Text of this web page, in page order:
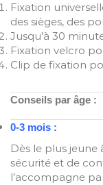
Fixation
des sièges, des
Jusqu’à 30
Fixation velcro
Clip de fixation
Conseils par âge :
0-3 mois :
Dès le plus
sécurité et de
l’accompagne